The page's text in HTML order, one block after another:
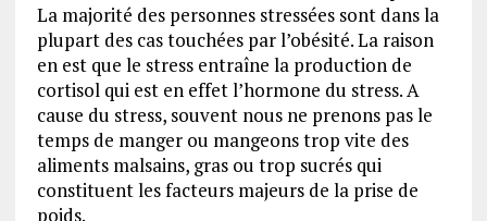
La majorité des personnes stressées sont dans la
plupart des cas touchées par l’obésité. La raison
en est que le stress entraîne la production de
cortisol qui est en effet l’hormone du stress. A
cause du stress, souvent nous ne prenons pas le
temps de manger ou mangeons trop vite des
aliments malsains, gras ou trop sucrés qui
constituent les facteurs majeurs de la prise de
poids.